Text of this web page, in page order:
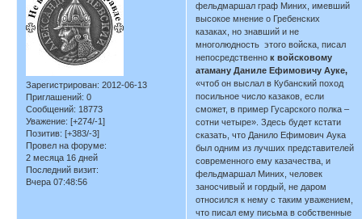
Зарегистрирован: 2012-06-13
Приглашений: 0
Сообщений: 18773
Уважение: [+274/-1]
Позитив: [+383/-3]
Провел на форуме:
2 месяца 16 дней
Последний визит:
Вчера 07:48:56
фельдмаршал граф Миних, имевший
высокое мнение о Гребенских
казаках, но знавший и не
многолюдность этого войска, писал
непосредственнок войсковому
атаману Даниле Ефимовичу Ауке,
«чтоб он выслал в Кубанский поход
посильное число казаков, если
сможет, в пример Гусарского полка –
сотни четыре». Здесь будет кстати
сказать, что Данило Ефимович Аука
был одним из лучших представителей
современного ему казачества, и
фельдмаршал Миних, человек
заносчивый и гордый, не даром
относился к нему с таким уважением,
что писал ему письма в собственные